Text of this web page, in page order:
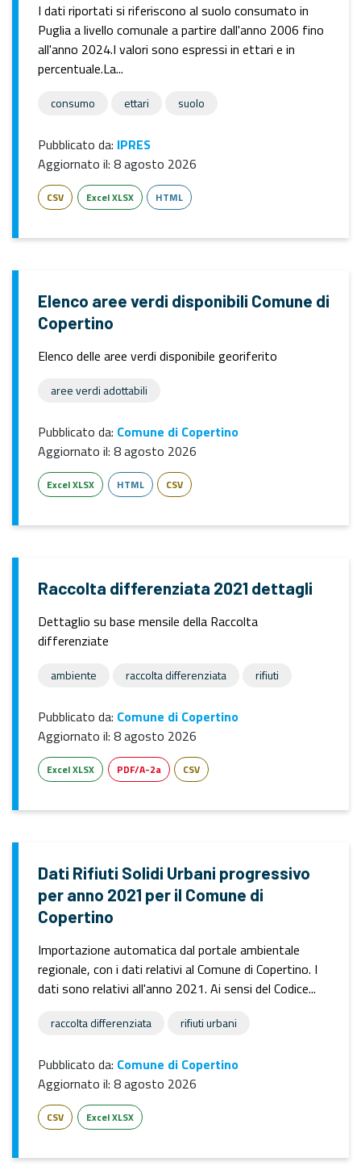
I dati riportati si riferiscono al suolo consumato in
Puglia a livello comunale a partire dall'anno 2006 fino
all'anno 2024.I valori sono espressi in ettari e in
percentuale.La...
consumo ettari suolo
Pubblicato da: IPRES
Aggiornato il: 8 agosto 2026
CSV Excel XLSX HTML
Elenco aree verdi disponibili Comune di
Copertino
Elenco delle aree verdi disponibile georiferito
aree verdi adottabili
Pubblicato da: Comune di Copertino
Aggiornato il: 8 agosto 2026
Excel XLSX HTML CSV
Raccolta differenziata 2021 dettagli
Dettaglio su base mensile della Raccolta
differenziate
ambiente raccolta differenziata rifiuti
Pubblicato da: Comune di Copertino
Aggiornato il: 8 agosto 2026
Excel XLSX PDF/A-2a CSV
Dati Rifiuti Solidi Urbani progressivo
per anno 2021 per il Comune di
Copertino
Importazione automatica dal portale ambientale
regionale, con i dati relativi al Comune di Copertino. I
dati sono relativi all'anno 2021. Ai sensi del Codice...
raccolta differenziata rifiuti urbani
Pubblicato da: Comune di Copertino
Aggiornato il: 8 agosto 2026
CSV Excel XLSX